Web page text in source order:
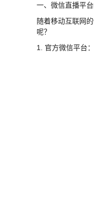
一、微信直播平
随着移动互联网
呢？
1. 官方微信平台